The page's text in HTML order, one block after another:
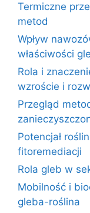
Termiczne
metod
Wpływ
właściwości
Rola i
wzroście i
Przegląd
Potencjał
fitoremediacji
Rola gleb w
Mobilność i
gleba-roślina